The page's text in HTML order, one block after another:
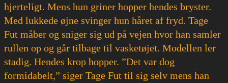
hjerteligt. Mens hun griner hopper hendes bryster.
Med lukkede øjne svinger hun håret af fryd. Tage
Fut måber og sniger sig ud på vejen hvor han samler
rullen op og går tilbage til vasketøjet. Modellen ler
stadig. Hendes krop hopper. ”Det var dog
formidabelt,” siger Tage Fut til sig selv mens han